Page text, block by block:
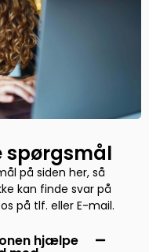
spørgsmål
på siden her, så
kan finde svar på
på tlf. eller E-mail.
hjælpe